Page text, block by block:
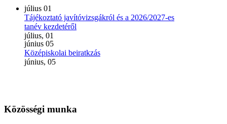
július 01
Tájékoztató javítóvizsgákról és a 2026/2027-es
tanév kezdetéről
július, 01
június 05
Középiskolai beiratkzás
június, 05
Közösségi munka